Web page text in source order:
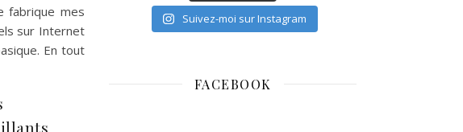
fabrique mes
sur Internet
En tout
Suivez-moi sur Instagram
FACEBOOK